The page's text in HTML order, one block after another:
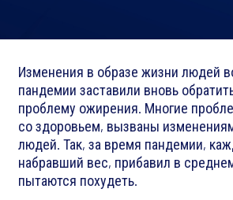
Изменения в образе жизни людей
пандемии заставили вновь
проблему ожирения. Многие
со здоровьем, вызваны
людей. Так, за время пандемии,
набравший вес, прибавил в
пытаются похудеть.